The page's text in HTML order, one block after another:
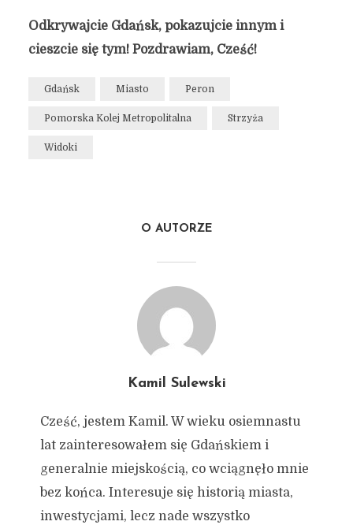
Odkrywajcie Gdańsk, pokazujcie innym i
cieszcie się tym! Pozdrawiam, Cześć!
Gdańsk Miasto Peron
Pomorska Kolej Metropolitalna Strzyża
Widoki
O AUTORZE
Kamil Sulewski
Cześć, jestem Kamil. W wieku osiemnastu
lat zainteresowałem się Gdańskiem i
generalnie miejskością, co wciągnęło mnie
bez końca. Interesuje się historią miasta,
inwestycjami, lecz nade wszystko